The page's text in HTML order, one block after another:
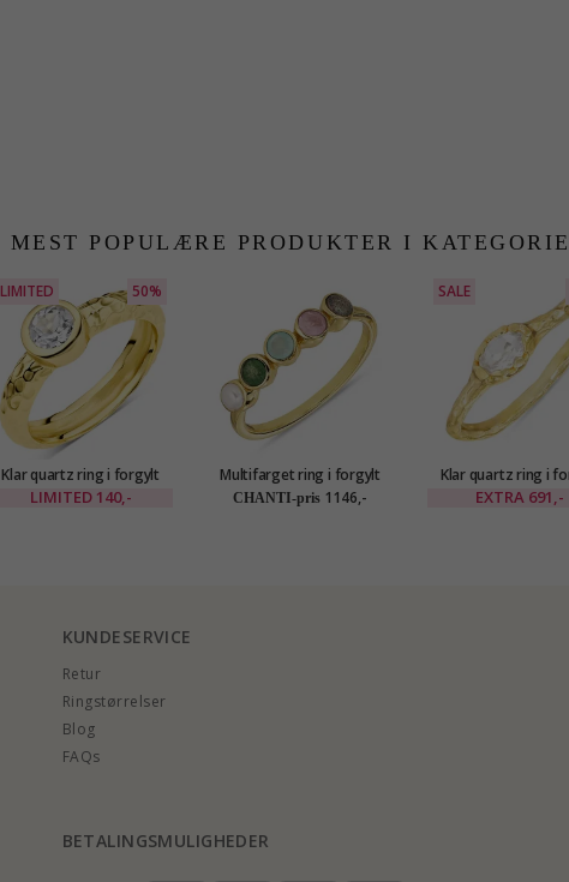
MEST POPULÆRE PRODUKTER I
LIMITED 50%
Klar quartz ring i forgylt
messing - Eliné
LIMITED 140,-
Multifarget ring i forgylt
sølv - Bubbly Twist
CHANTI-pris 1146,-
SALE
Klar quartz ring i
sølv - Lumé
EXTRA 691,-
KUNDESERVICE
Retur
Ringstørrelser
Blog
FAQs
BETALINGSMULIGHEDER